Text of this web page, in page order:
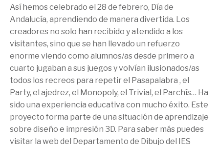
Así hemos celebrado el 28 de febrero, Día de
Andalucía, aprendiendo de manera divertida. Los
creadores no solo han recibido y atendido a los
visitantes, sino que se han llevado un refuerzo
enorme viendo como alumnos/as desde primero a
cuarto jugaban a sus juegos y volvían ilusionados/as
todos los recreos para repetir el Pasapalabra , el
Party, el ajedrez, el Monopoly, el Trivial, el Parchís… Ha
sido una experiencia educativa con mucho éxito. Este
proyecto forma parte de una situación de aprendizaje
sobre diseño e impresión 3D. Para saber más puedes
visitar la web del Departamento de Dibujo del IES